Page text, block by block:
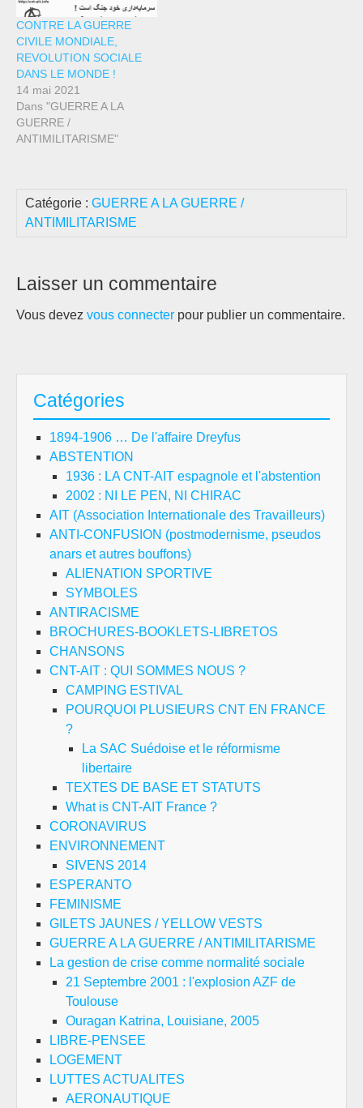
CONTRE LA GUERRE
CIVILE MONDIALE,
REVOLUTION SOCIALE
DANS LE MONDE !
14 mai 2021
Dans "GUERRE A LA
GUERRE /
ANTIMILITARISME"
Catégorie : GUERRE A LA GUERRE /
ANTIMILITARISME
Laisser un commentaire
Vous devez vous connecter pour publier un commentaire.
Catégories
1894-1906 … De l'affaire Dreyfus
ABSTENTION
1936 : LA CNT-AIT espagnole et l'abstention
2002 : NI LE PEN, NI CHIRAC
AIT (Association Internationale des Travailleurs)
ANTI-CONFUSION (postmodernisme, pseudos
anars et autres bouffons)
ALIENATION SPORTIVE
SYMBOLES
ANTIRACISME
BROCHURES-BOOKLETS-LIBRETOS
CHANSONS
CNT-AIT : QUI SOMMES NOUS ?
CAMPING ESTIVAL
POURQUOI PLUSIEURS CNT EN FRANCE
?
La SAC Suédoise et le réformisme
libertaire
TEXTES DE BASE ET STATUTS
What is CNT-AIT France ?
CORONAVIRUS
ENVIRONNEMENT
SIVENS 2014
ESPERANTO
FEMINISME
GILETS JAUNES / YELLOW VESTS
GUERRE A LA GUERRE / ANTIMILITARISME
La gestion de crise comme normalité sociale
21 Septembre 2001 : l'explosion AZF de
Toulouse
Ouragan Katrina, Louisiane, 2005
LIBRE-PENSEE
LOGEMENT
LUTTES ACTUALITES
AERONAUTIQUE